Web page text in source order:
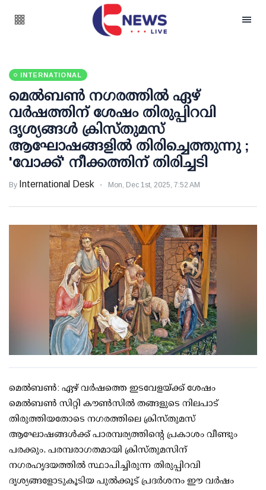
INTERNATIONAL
മെൽബൺ ന​ഗരത്തിൽ ഏഴ്
വർഷത്തിന് ശേഷം തിരുപ്പിറവി
ദൃശ്യങ്ങൾ ക്രിസ്തുമസ്
ആഘോഷങ്ങളിൽ തിരിച്ചെത്തുന്നു ;
'വോക്ക്' നീക്കത്തിന് തിരിച്ചടി
By International Desk Mon, Dec 1st, 2025, 7:52 AM
മെൽബൺ: ഏഴ് വർഷത്തെ ഇടവേളയ്ക്ക് ശേഷം
മെൽബൺ സിറ്റി കൗൺസിൽ തങ്ങളുടെ നിലപാട്
തിരുത്തിയതോടെ നഗരത്തിലെ ക്രിസ്തുമസ്
ആഘോഷങ്ങൾക്ക് പാരമ്പര്യത്തിന്റെ പ്രകാശം വീണ്ടും
പരക്കും. പരമ്പരാഗതമായി ക്രിസ്തുമസിന്
നഗരഹൃദയത്തിൽ സ്ഥാപിച്ചിരുന്ന തിരുപ്പിറവി
ദൃശ്യങ്ങളോടുകൂടിയ പുൽക്കൂട് പ്രദർശനം ഈ വർഷം